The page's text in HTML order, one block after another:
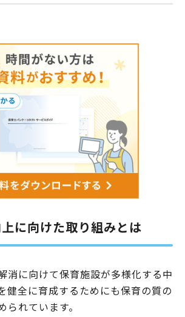
に向けた取り組みとは
消に向けて保育施設が多様化する中
健全に育成するためにも保育の質の
れています。